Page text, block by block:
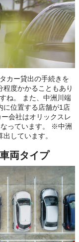
カー貸出の手続きを
度かかることもあり
ね。 また、中洲川端
に位置する店舗が1店
会社はオリックスレ
っています。 ※中洲
しています。
両タイプ